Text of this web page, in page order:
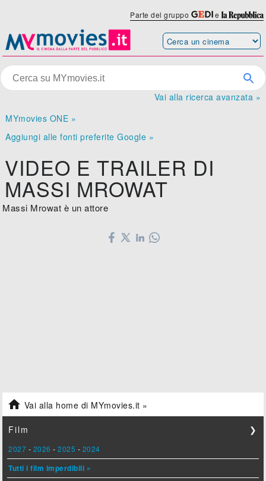
Parte del gruppo e
Vai alla ricerca avanzata »
MYmovies ONE »
Aggiungi alle fonti preferite Google »
VIDEO E TRAILER DI
MASSI MROWAT
Massi Mrowat è un attore
 Vai alla home di MYmovies.it »
Film ❯
2027 - 2026 -2025 - 2024
Tutti i film imperdibili »